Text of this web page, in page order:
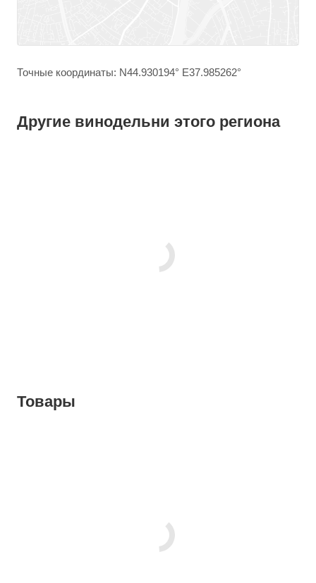
Точные координаты: N44.930194° E37.985262°
Другие винодельни этого региона
Товары